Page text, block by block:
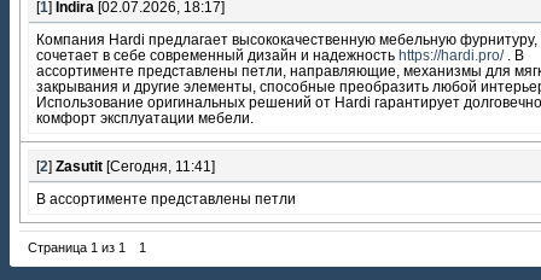
[1] Indira [02.07.2026, 18:17]
Компания Hardi предлагает высококачественную мебельную фурнитуру,
сочетает в себе современный дизайн и надежность https://hardi.pro/. В
ассортименте представлены петли, направляющие, механизмы для
закрывания и другие элементы, способные преобразить любой
Использование оригинальных решений от Hardi гарантирует
комфорт эксплуатации мебели.
[2] Zasutit [Сегодня, 11:41]
В ассортименте представлены петли
Страница 1 из 1 1